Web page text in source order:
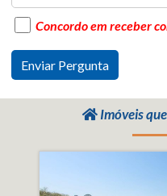
Concordo em receber
Imóveis